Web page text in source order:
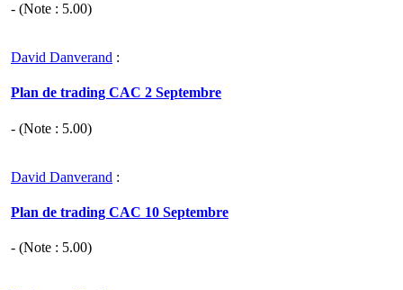
- (Note : 5.00)
David Danverand :
Plan de trading CAC 2 Septembre
- (Note : 5.00)
David Danverand :
Plan de trading CAC 10 Septembre
- (Note : 5.00)